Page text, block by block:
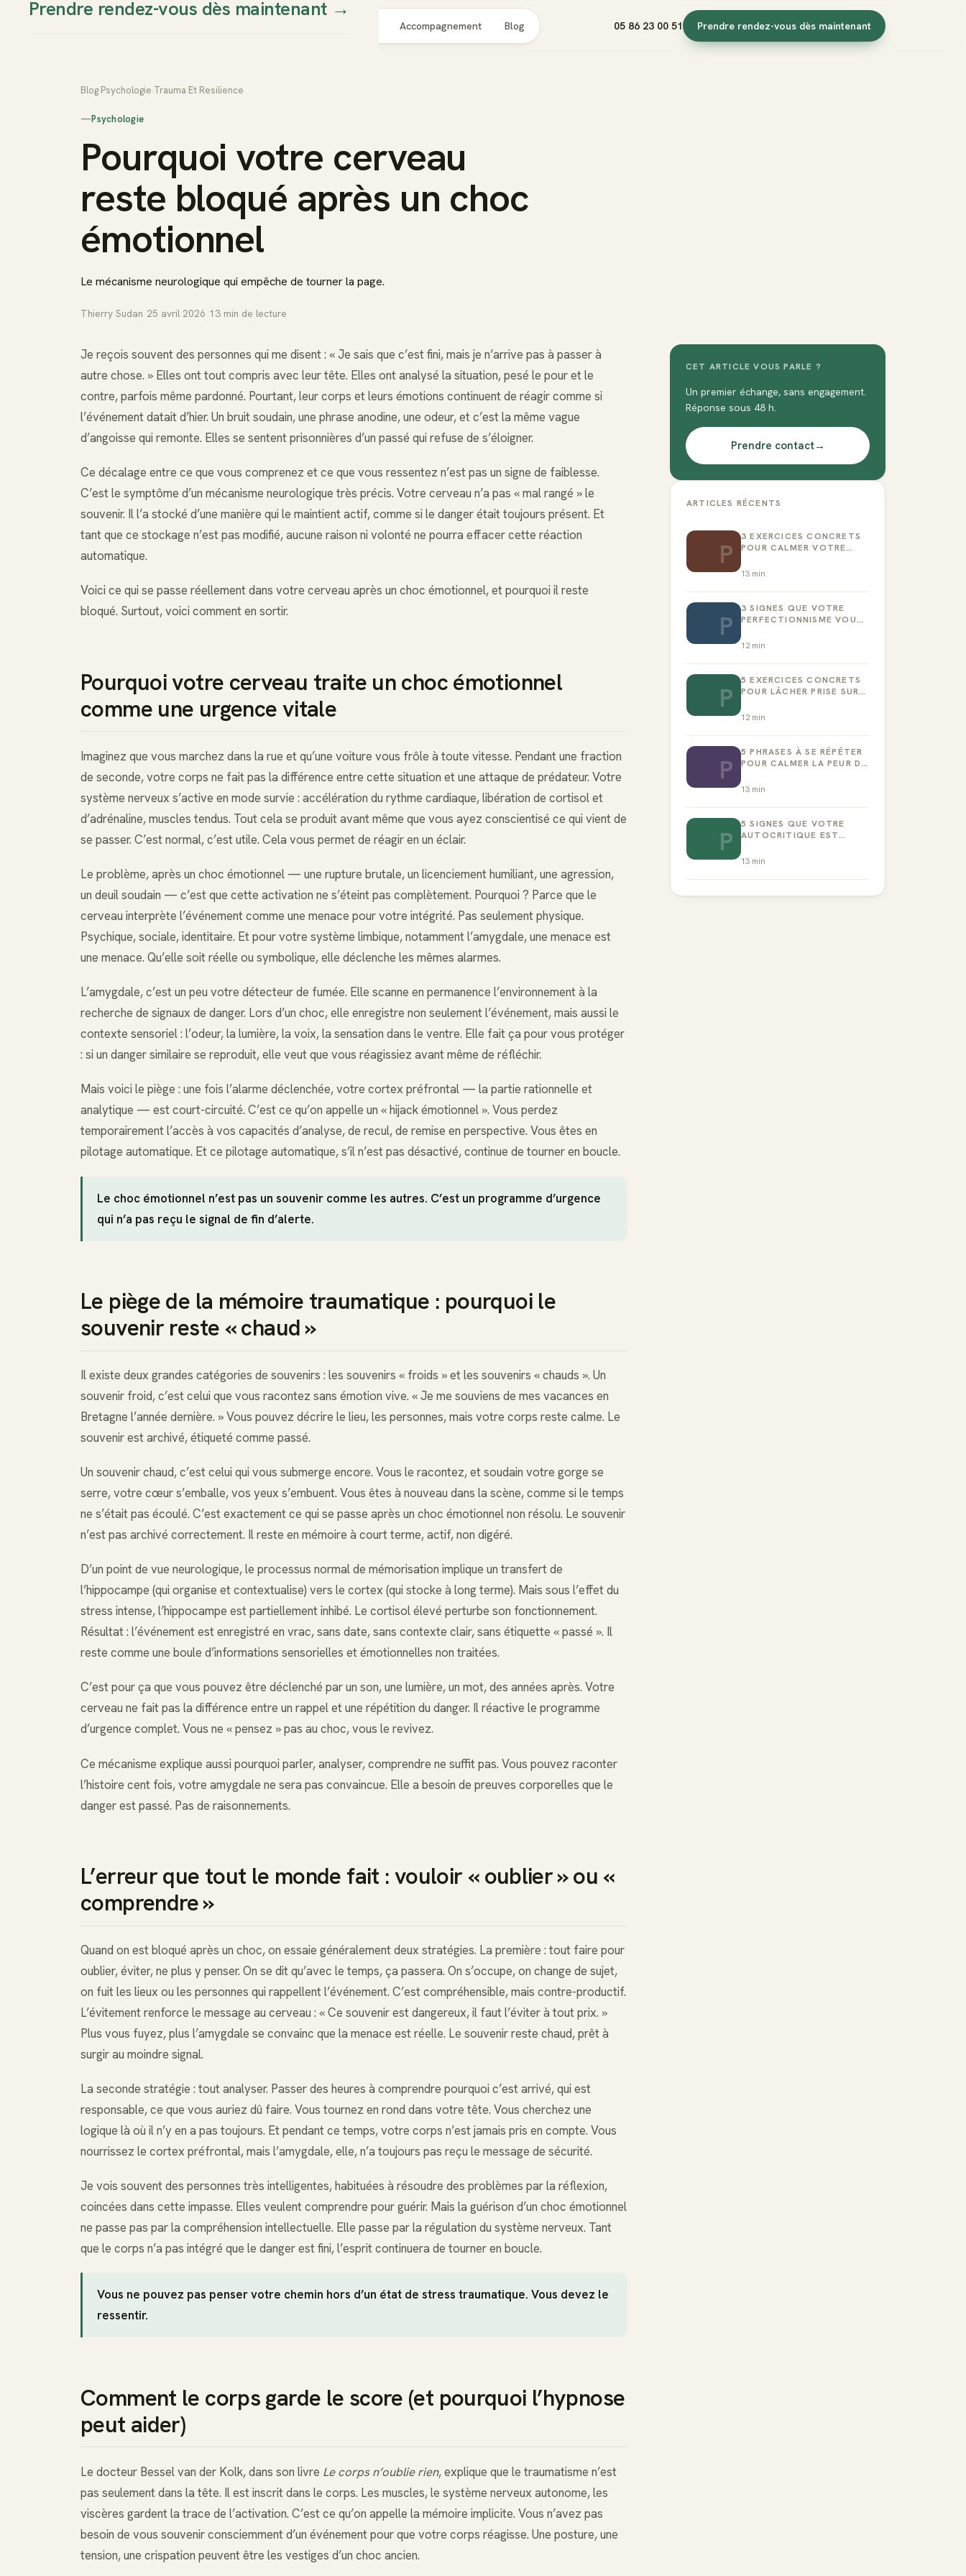
Accompagnement Blog 05 86 23 00 51 Prendre rendez-vous dès maintenant
Prendre rendez-vous dès maintenant→
Blog Psychologie Trauma Et Resilience
—Psychologie
Pourquoi votre cerveau
reste bloqué après un choc
émotionnel
Le mécanisme neurologique qui empêche de tourner la page.
Thierry Sudan 25 avril 2026 13 min de lecture
Je reçois souvent des personnes qui me disent : « Je sais que c’est fini, mais je n’arrive pas à passer à
autre chose. » Elles ont tout compris avec leur tête. Elles ont analysé la situation, pesé le pour et le
contre, parfois même pardonné. Pourtant, leur corps et leurs émotions continuent de réagir comme si
l’événement datait d’hier. Un bruit soudain, une phrase anodine, une odeur, et c’est la même vague
d’angoisse qui remonte. Elles se sentent prisonnières d’un passé qui refuse de s’éloigner.
Ce décalage entre ce que vous comprenez et ce que vous ressentez n’est pas un signe de faiblesse.
C’est le symptôme d’un mécanisme neurologique très précis. Votre cerveau n’a pas « mal rangé » le
souvenir. Il l’a stocké d’une manière qui le maintient actif, comme si le danger était toujours présent. Et
tant que ce stockage n’est pas modifié, aucune raison ni volonté ne pourra effacer cette réaction
automatique.
Voici ce qui se passe réellement dans votre cerveau après un choc émotionnel, et pourquoi il reste
bloqué. Surtout, voici comment en sortir.
Pourquoi votre cerveau traite un choc émotionnel
comme une urgence vitale
Imaginez que vous marchez dans la rue et qu’une voiture vous frôle à toute vitesse. Pendant une fraction
de seconde, votre corps ne fait pas la différence entre cette situation et une attaque de prédateur. Votre
système nerveux s’active en mode survie : accélération du rythme cardiaque, libération de cortisol et
d’adrénaline, muscles tendus. Tout cela se produit avant même que vous ayez conscientisé ce qui vient de
se passer. C’est normal, c’est utile. Cela vous permet de réagir en un éclair.
Le problème, après un choc émotionnel — une rupture brutale, un licenciement humiliant, une agression,
un deuil soudain — c’est que cette activation ne s’éteint pas complètement. Pourquoi ? Parce que le
cerveau interprète l’événement comme une menace pour votre intégrité. Pas seulement physique.
Psychique, sociale, identitaire. Et pour votre système limbique, notamment l’amygdale, une menace est
une menace. Qu’elle soit réelle ou symbolique, elle déclenche les mêmes alarmes.
L’amygdale, c’est un peu votre détecteur de fumée. Elle scanne en permanence l’environnement à la
recherche de signaux de danger. Lors d’un choc, elle enregistre non seulement l’événement, mais aussi le
contexte sensoriel : l’odeur, la lumière, la voix, la sensation dans le ventre. Elle fait ça pour vous protéger
: si un danger similaire se reproduit, elle veut que vous réagissiez avant même de réfléchir.
Mais voici le piège : une fois l’alarme déclenchée, votre cortex préfrontal — la partie rationnelle et
analytique — est court-circuité. C’est ce qu’on appelle un « hijack émotionnel ». Vous perdez
temporairement l’accès à vos capacités d’analyse, de recul, de remise en perspective. Vous êtes en
pilotage automatique. Et ce pilotage automatique, s’il n’est pas désactivé, continue de tourner en boucle.
Le choc émotionnel n’est pas un souvenir comme les autres. C’est un programme d’urgence
qui n’a pas reçu le signal de fin d’alerte.
Le piège de la mémoire traumatique : pourquoi le
souvenir reste « chaud »
Il existe deux grandes catégories de souvenirs : les souvenirs « froids » et les souvenirs « chauds ». Un
souvenir froid, c’est celui que vous racontez sans émotion vive. « Je me souviens de mes vacances en
Bretagne l’année dernière. » Vous pouvez décrire le lieu, les personnes, mais votre corps reste calme. Le
souvenir est archivé, étiqueté comme passé.
Un souvenir chaud, c’est celui qui vous submerge encore. Vous le racontez, et soudain votre gorge se
serre, votre cœur s’emballe, vos yeux s’embuent. Vous êtes à nouveau dans la scène, comme si le temps
ne s’était pas écoulé. C’est exactement ce qui se passe après un choc émotionnel non résolu. Le souvenir
n’est pas archivé correctement. Il reste en mémoire à court terme, actif, non digéré.
D’un point de vue neurologique, le processus normal de mémorisation implique un transfert de
l’hippocampe (qui organise et contextualise) vers le cortex (qui stocke à long terme). Mais sous l’effet du
stress intense, l’hippocampe est partiellement inhibé. Le cortisol élevé perturbe son fonctionnement.
Résultat : l’événement est enregistré en vrac, sans date, sans contexte clair, sans étiquette « passé ». Il
reste comme une boule d’informations sensorielles et émotionnelles non traitées.
C’est pour ça que vous pouvez être déclenché par un son, une lumière, un mot, des années après. Votre
cerveau ne fait pas la différence entre un rappel et une répétition du danger. Il réactive le programme
d’urgence complet. Vous ne « pensez » pas au choc, vous le revivez.
Ce mécanisme explique aussi pourquoi parler, analyser, comprendre ne suffit pas. Vous pouvez raconter
l’histoire cent fois, votre amygdale ne sera pas convaincue. Elle a besoin de preuves corporelles que le
danger est passé. Pas de raisonnements.
L’erreur que tout le monde fait : vouloir « oublier » ou «
comprendre »
Quand on est bloqué après un choc, on essaie généralement deux stratégies. La première : tout faire pour
oublier, éviter, ne plus y penser. On se dit qu’avec le temps, ça passera. On s’occupe, on change de sujet,
on fuit les lieux ou les personnes qui rappellent l’événement. C’est compréhensible, mais contre-productif.
L’évitement renforce le message au cerveau : « Ce souvenir est dangereux, il faut l’éviter à tout prix. »
Plus vous fuyez, plus l’amygdale se convainc que la menace est réelle. Le souvenir reste chaud, prêt à
surgir au moindre signal.
La seconde stratégie : tout analyser. Passer des heures à comprendre pourquoi c’est arrivé, qui est
responsable, ce que vous auriez dû faire. Vous tournez en rond dans votre tête. Vous cherchez une
logique là où il n’y en a pas toujours. Et pendant ce temps, votre corps n’est jamais pris en compte. Vous
nourrissez le cortex préfrontal, mais l’amygdale, elle, n’a toujours pas reçu le message de sécurité.
Je vois souvent des personnes très intelligentes, habituées à résoudre des problèmes par la réflexion,
coincées dans cette impasse. Elles veulent comprendre pour guérir. Mais la guérison d’un choc émotionnel
ne passe pas par la compréhension intellectuelle. Elle passe par la régulation du système nerveux. Tant
que le corps n’a pas intégré que le danger est fini, l’esprit continuera de tourner en boucle.
Vous ne pouvez pas penser votre chemin hors d’un état de stress traumatique. Vous devez le
ressentir.
Comment le corps garde le score (et pourquoi l’hypnose
peut aider)
Le docteur Bessel van der Kolk, dans son livre Le corps n’oublie rien, explique que le traumatisme n’est
pas seulement dans la tête. Il est inscrit dans le corps. Les muscles, le système nerveux autonome, les
viscères gardent la trace de l’activation. C’est ce qu’on appelle la mémoire implicite. Vous n’avez pas
besoin de vous souvenir consciemment d’un événement pour que votre corps réagisse. Une posture, une
tension, une crispation peuvent être les vestiges d’un choc ancien.
CET ARTICLE VOUS PARLE ?
Un premier échange, sans engagement.
Réponse sous 48 h.
Prendre contact→
ARTICLES RÉCENTS
P
3 EXERCICES CONCRETS
POUR CALMER VOTRE
13 min
P
3 SIGNES QUE VOTRE
PERFECTIONNISME VOUS
12min
P
5 EXERCICES CONCRETS
POUR LÂCHER PRISE SUR
12min
P
5 PHRASES À SE RÉPÉTER
POUR CALMER LA PEUR DE
13 min
P
5 SIGNES QUE VOTRE
AUTOCRITIQUE EST
13 min